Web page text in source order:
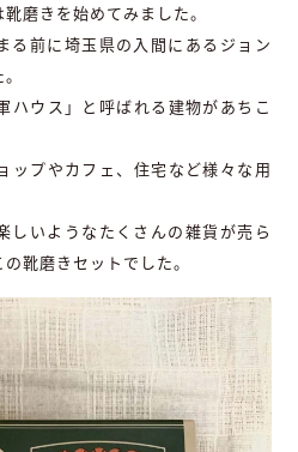
磨きを始めてみました。
る前に埼玉県の入間にあるジョン
ハウス」と呼ばれる建物があちこ
ップやカフェ、住宅など様々な用
しいようなたくさんの雑貨が売ら
靴磨きセットでした。